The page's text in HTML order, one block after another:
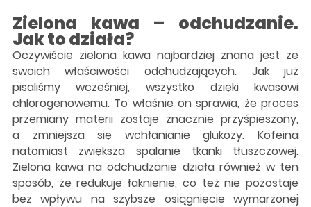
Zielona kawa – odchudzanie.
Jak to działa?
Oczywiście zielona kawa najbardziej znana jest ze
swoich właściwości odchudzających. Jak już
pisaliśmy wcześniej, wszystko dzięki kwasowi
chlorogenowemu. To właśnie on sprawia, że proces
przemiany materii zostaje znacznie przyśpieszony,
a zmniejsza się wchłanianie glukozy. Kofeina
natomiast zwiększa spalanie tkanki tłuszczowej.
Zielona kawa na odchudzanie działa również w ten
sposób, że redukuje łaknienie, co też nie pozostaje
bez wpływu na szybsze osiągnięcie wymarzonej